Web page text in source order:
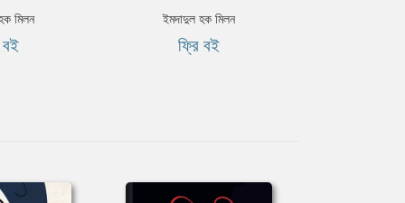
মিলন ইমদাদুল হক মিলন
ফ্রি বই